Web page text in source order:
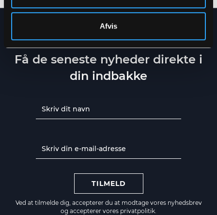
Afvis
NYHEDSBREV
Få de seneste nyheder direkte i
din indbakke
TILMELD
Ved at tilmelde dig, accepterer du at modtage vores nyhedsbrev
og accepterer vores privatpolitik.